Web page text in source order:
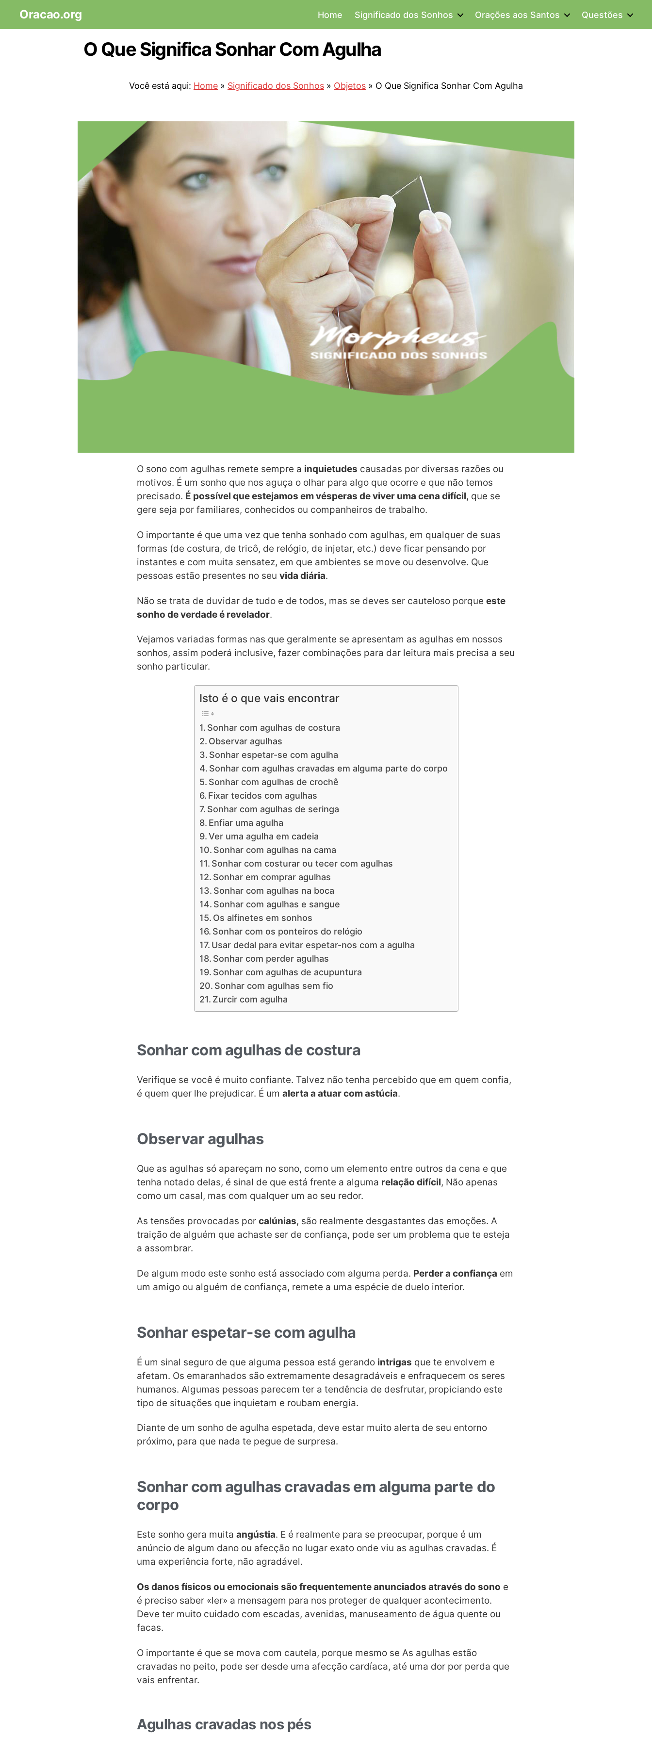
Oracao.org Home Significado dos Sonhos Orações aos Santos Questões
O Que Significa Sonhar Com Agulha
Você está aqui: Home » Significado dos Sonhos » Objetos » O Que Significa Sonhar Com Agulha
O sono com agulhas remete sempre a inquietudes causadas por diversas razões ou
motivos. É um sonho que nos aguça o olhar para algo que ocorre e que não temos
precisado. É possível que estejamos em vésperas de viver uma cena difícil, que se
gere seja por familiares, conhecidos ou companheiros de trabalho.
O importante é que uma vez que tenha sonhado com agulhas, em qualquer de suas
formas (de costura, de tricô, de relógio, de injetar, etc.) deve ficar pensando por
instantes e com muita sensatez, em que ambientes se move ou desenvolve. Que
pessoas estão presentes no seu vida diária.
Não se trata de duvidar de tudo e de todos, mas se deves ser cauteloso porque este
sonho de verdade é revelador.
Vejamos variadas formas nas que geralmente se apresentam as agulhas em nossos
sonhos, assim poderá inclusive, fazer combinações para dar leitura mais precisa a seu
sonho particular.
Isto é o que vais encontrar
Sonhar com agulhas de costura
Observar agulhas
Sonhar espetar-se com agulha
Sonhar com agulhas cravadas em alguma parte do corpo
Sonhar com agulhas de crochê
Fixar tecidos com agulhas
Sonhar com agulhas de seringa
Enfiar uma agulha
Ver uma agulha em cadeia
Sonhar com agulhas na cama
Sonhar com costurar ou tecer com agulhas
Sonhar em comprar agulhas
Sonhar com agulhas na boca
Sonhar com agulhas e sangue
Os alfinetes em sonhos
Sonhar com os ponteiros do relógio
Usar dedal para evitar espetar-nos com a agulha
Sonhar com perder agulhas
Sonhar com agulhas de acupuntura
Sonhar com agulhas sem fio
Zurcir com agulha
Sonhar com agulhas de costura
Verifique se você é muito confiante. Talvez não tenha percebido que em quem confia,
é quem quer lhe prejudicar. É um alerta a atuar com astúcia.
Observar agulhas
Que as agulhas só apareçam no sono, como um elemento entre outros da cena e que
tenha notado delas, é sinal de que está frente a alguma relação difícil, Não apenas
como um casal, mas com qualquer um ao seu redor.
As tensões provocadas por calúnias, são realmente desgastantes das emoções. A
traição de alguém que achaste ser de confiança, pode ser um problema que te esteja
a assombrar.
De algum modo este sonho está associado com alguma perda. Perder a confiança em
um amigo ou alguém de confiança, remete a uma espécie de duelo interior.
Sonhar espetar-se com agulha
É um sinal seguro de que alguma pessoa está gerando intrigas que te envolvem e
afetam. Os emaranhados são extremamente desagradáveis e enfraquecem os seres
humanos. Algumas pessoas parecem ter a tendência de desfrutar, propiciando este
tipo de situações que inquietam e roubam energia.
Diante de um sonho de agulha espetada, deve estar muito alerta de seu entorno
próximo, para que nada te pegue de surpresa.
Sonhar com agulhas cravadas em alguma parte do
corpo
Este sonho gera muita angústia. E é realmente para se preocupar, porque é um
anúncio de algum dano ou afecção no lugar exato onde viu as agulhas cravadas. É
uma experiência forte, não agradável.
Os danos físicos ou emocionais são frequentemente anunciados através do sono e
é preciso saber «ler» a mensagem para nos proteger de qualquer acontecimento.
Deve ter muito cuidado com escadas, avenidas, manuseamento de água quente ou
facas.
O importante é que se mova com cautela, porque mesmo se As agulhas estão
cravadas no peito, pode ser desde uma afecção cardíaca, até uma dor por perda que
vais enfrentar.
Agulhas cravadas nos pés